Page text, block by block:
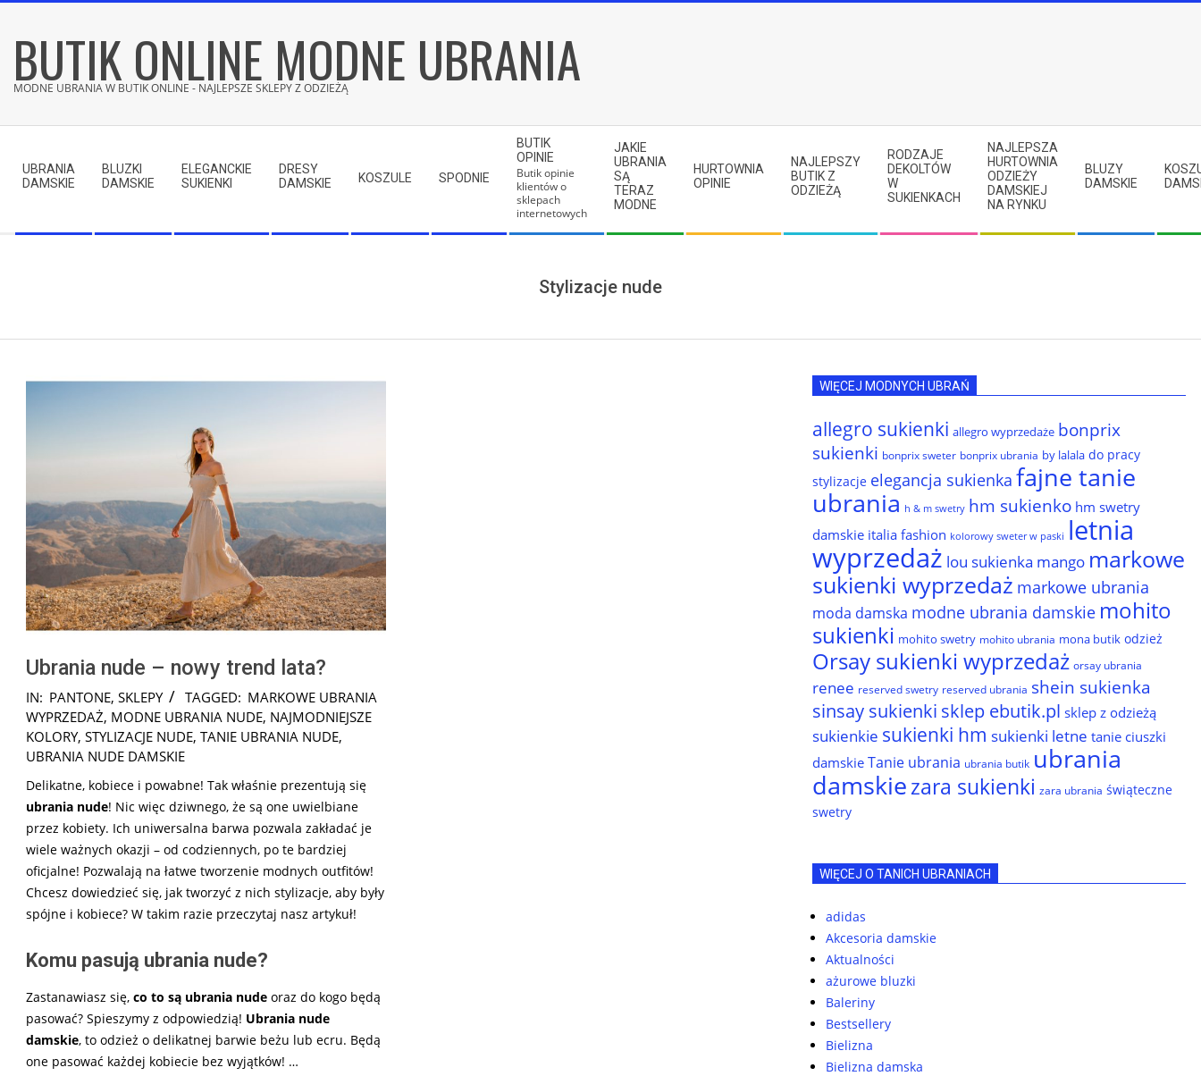
contentBUTIK ONLINE MODNE UBRANIA
MODNE UBRANIA W BUTIK ONLINE - NAJLEPSZE SKLEPY Z ODZIEŻĄ
Menu
UBRANIA
DAMSKIE
BLUZKI
DAMSKIE
ELEGANCKIE
SUKIENKI
DRESY
DAMSKIE
KOSZULE SPODNIE
BUTIK
OPINIE
Butik opinie
klientów o
sklepach
internetowych
JAKIE
UBRANIA
SĄ
TERAZ
MODNE
HURTOWNIA
OPINIE
NAJLEPSZY
BUTIK Z
ODZIEŻĄ
RODZAJE
DEKOLTÓW
W
SUKIENKACH
NAJLEPSZA
HURTOWNIA
ODZIEŻY
DAMSKIEJ
NA RYNKU
BLUZY
DAMSKIE
Stylizacje nude
Ubrania nude – nowy trend lata?
2025-
03-
05
IN: PANTONE, SKLEPY TAGGED: MARKOWE UBRANIA
WYPRZEDAŻ, MODNE UBRANIA NUDE, NAJMODNIEJSZE
KOLORY, STYLIZACJE NUDE, TANIE UBRANIA NUDE,
UBRANIA NUDE DAMSKIE
Delikatne, kobiece i powabne! Tak właśnie prezentują się
ubrania nude! Nic więc dziwnego, że są one uwielbiane
przez kobiety. Ich uniwersalna barwa pozwala zakładać je
wiele ważnych okazji – od codziennych, po te bardziej
oficjalne! Pozwalają na łatwe tworzenie modnych outfitów!
Chcesz dowiedzieć się, jak tworzyć z nich stylizacje, aby były
spójne i kobiece? W takim razie przeczytaj nasz artykuł!
Komu pasują ubrania nude?
Zastanawiasz się, co to są ubrania nude oraz do kogo będą
pasować? Spieszymy z odpowiedzią! Ubrania nude
damskie, to odzież o delikatnej barwie beżu lub ecru. Będą
one pasować każdej kobiecie bez wyjątków! …
WIĘCEJ MODNYCH UBRAŃ
allegro sukienki allegro wyprzedaże bonprix
sukienki bonprix sweter bonprix ubrania by lalala do pracy
stylizacje elegancja sukienka fajne tanie
ubrania h & m swetry hm sukienko hm swetry
damskie italia fashion kolorowy sweter w paski letnia
wyprzedaż lou sukienka mango markowe
sukienki wyprzedaż markowe ubrania
moda damska modne ubrania damskie mohito
sukienki mohito swetry mohito ubrania mona butik odzież
Orsay sukienki wyprzedaż orsay ubrania
renee reserved swetry reserved ubrania shein sukienka
sinsay sukienki sklep ebutik.pl sklep z odzieżą
sukienkie sukienki hm sukienki letne tanie ciuszki
damskie Tanie ubrania ubrania butik ubrania
damskiezara sukienki zara ubrania świąteczne
swetry
WIĘCEJ O TANICH UBRANIACH
adidas
Akcesoria damskie
Aktualności
ażurowe bluzki
Baleriny
Bestsellery
Bielizna
Bielizna damska